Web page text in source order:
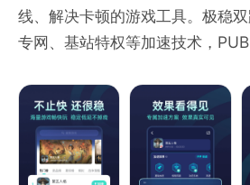
线、解决卡顿的游戏工具。极稳
专网、基站特权等加速技术，
● 支持海量游戏
覆盖热门游戏，支持3000+手游
类、MOBA类游戏，PUBGM（